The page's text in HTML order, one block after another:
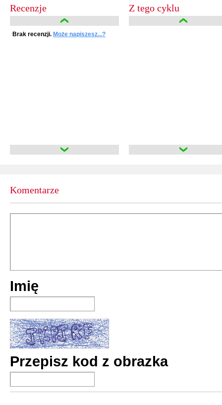
Recenzje
Brak recenzji. Może napiszesz...?
Z tego cyklu
Komentarze
Imię
Przepisz kod z obrazka